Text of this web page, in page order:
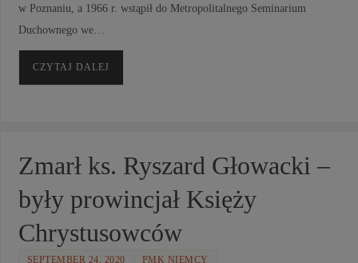
w Poznaniu, a 1966 r. wstąpił do Metropolitalnego Seminarium
Duchownego we…
CZYTAJ DALEJ
Zmarł ks. Ryszard Głowacki –
były prowincjał Księży
Chrystusowców
SEPTEMBER 24, 2020 PMK NIEMCY